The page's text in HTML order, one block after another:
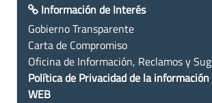
Información de Interés
Gobierno Transparente
Carta de Compromiso
Oficina de Información, Reclamos y
Política de Privacidad de la información
WEB